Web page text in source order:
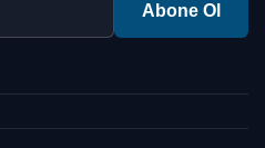
Abone Ol